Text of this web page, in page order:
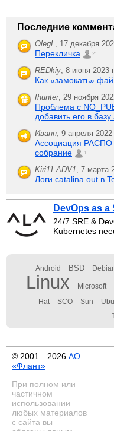
Последние
OlegL, 17 декабря
Перекличка 21
REDkiy, 8 июня 2023
Как «замокать»
fhunter, 29 ноября
Проблема с
добавить его в
Иванн, 9 апреля
Ассоциация РАСПО
собрание
1
Kiri11.ADV1, 7 марта
Логи catalina.out в
DevOps as
24/7 SRE &
Kubernetes
Android BSD
Linux Microsoft
Hat SCO Sun
© 2001—2026 АО
«Флант»
При полном или
частичном
использовании
любых материалов
с сайта вы